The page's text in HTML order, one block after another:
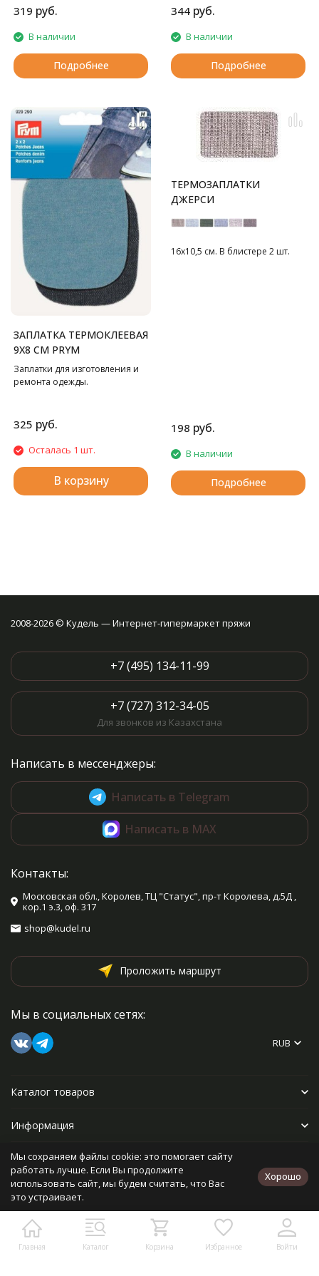
319 руб.
В наличии
Подробнее
спортивной одежды.
344 руб.
В наличии
Подробнее
ЗАПЛАТКА ТЕРМОКЛЕЕВАЯ
9Х8 СМ PRYM
Заплатки для изготовления и
ремонта одежды.
325 руб.
Осталась 1 шт.
В корзину
ТЕРМОЗАПЛАТКИ
ДЖЕРСИ
16х10,5 см. В блистере 2 шт.
198 руб.
В наличии
Подробнее
Главная Каталог Корзина Избранное Войти
2008-2026 © Кудель — Интернет-гипермаркет пряжи
+7 (495) 134-11-99
+7 (727) 312-34-05
Для звонков из Казахстана
Написать в мессенджеры:
Написать в Telegram
Написать в MAX
Контакты:
Московская обл., Королев, ТЦ "Статус", пр-т Королева, д.5Д ,
кор.1 э.3, оф. 317
shop@kudel.ru
Проложить маршрут
Мы в социальных сетях:
RUB
Каталог товаров
Информация
Прочее
Политика персональных данных
Разработано в
bodysite.ru
Мы сохраняем файлы cookie: это помогает сайту
работать лучше. Если Вы продолжите
использовать сайт, мы будем считать, что Вас
это устраивает.
Хорошо